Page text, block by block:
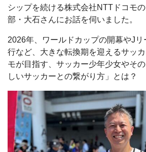
シップを続ける株式会社NTTドコモ
部・大石さんにお話を伺いました。
2026年、ワールドカップの開幕やJ
行など、大きな転換期を迎えるサッ
モが目指す、サッカー少年少女やそ
しいサッカーとの繋がり方」とは？